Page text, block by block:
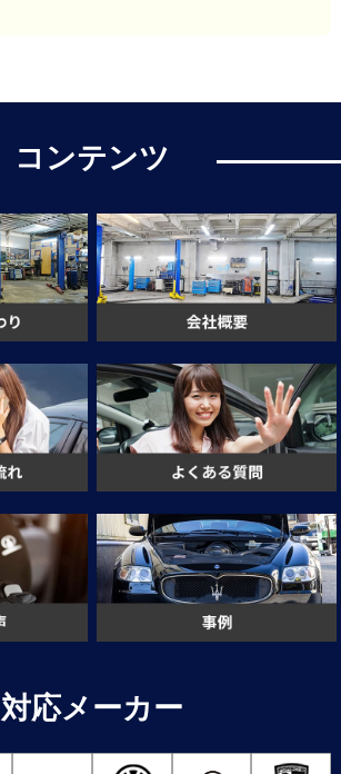
コンテンツ
対応メーカー